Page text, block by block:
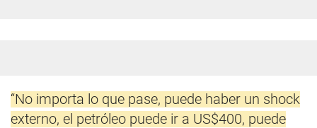
“No importa lo que pase, puede haber un shock
externo, el petróleo puede ir a US$400, puede